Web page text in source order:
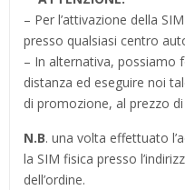
– Per l’attivazione della
presso qualsiasi centro
– In alternativa, possiamo
distanza ed eseguire noi
di promozione, al prezzo di
N.B. una volta effettuato
la SIM fisica presso
dell’ordine.